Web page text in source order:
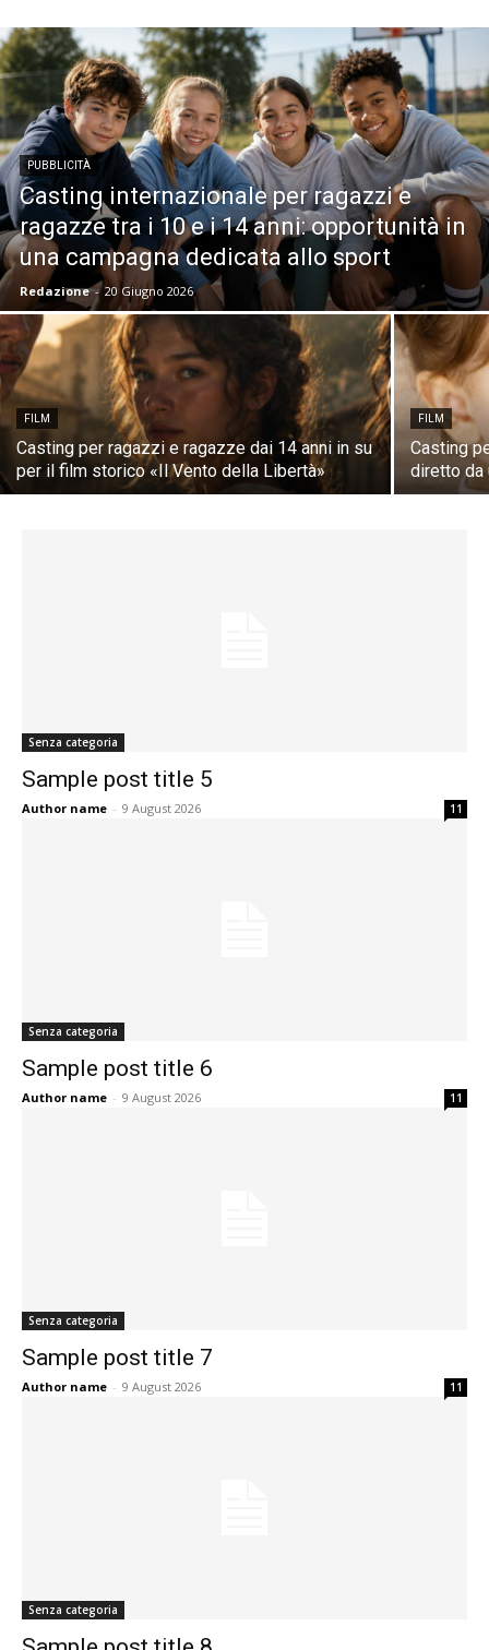
PUBBLICITÀ
Casting internazionale per ragazzi e
ragazze tra i 10 e i 14 anni: opportunità in
una campagna dedicata allo sport
Redazione - 20 Giugno 2026
FILM
Casting per ragazzi e ragazze dai 14 anni in su
per il film storico «Il Vento della Libertà»
FILM
Casting
diretto da
Senza categoria
Sample post title 5
Author name - 9 August 2026 11
Senza categoria
Sample post title 6
Author name - 9 August 2026 11
Senza categoria
Sample post title 7
Author name - 9 August 2026 11
Senza categoria